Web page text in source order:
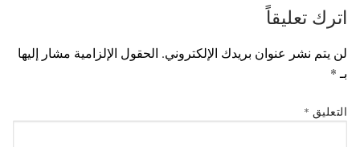
اترك تعليقاً
لن يتم نشر عنوان بريدك الإلكتروني. الحقول الإلزامية مشار إليها
بـ *
التعليق *